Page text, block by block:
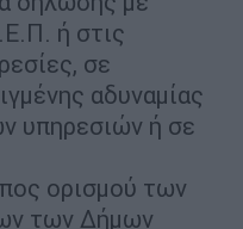
ή στις
σε
αδυναμίας
υπηρεσιών ή σε
ορισμού των
των Δήμων